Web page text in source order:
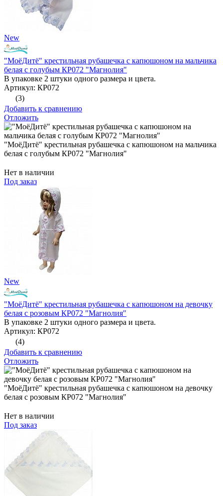
New
"МоёДитё" крестильная рубашечка с капюшоном на мальчика
белая с голубым КР072 "Магнолия"
В упаковке 2 штуки одного размера и цвета.
Артикул: КР072
(3)
Добавить к сравнению
Отложить
"МоёДитё" крестильная рубашечка с капюшоном на мальчика
белая с голубым КР072 "Магнолия"
Нет в наличии
Под заказ
New
"МоёДитё" крестильная рубашечка с капюшоном на девочку
белая с розовым КР072 "Магнолия"
В упаковке 2 штуки одного размера и цвета.
Артикул: КР072
(4)
Добавить к сравнению
Отложить
"МоёДитё" крестильная рубашечка с капюшоном на девочку
белая с розовым КР072 "Магнолия"
Нет в наличии
Под заказ